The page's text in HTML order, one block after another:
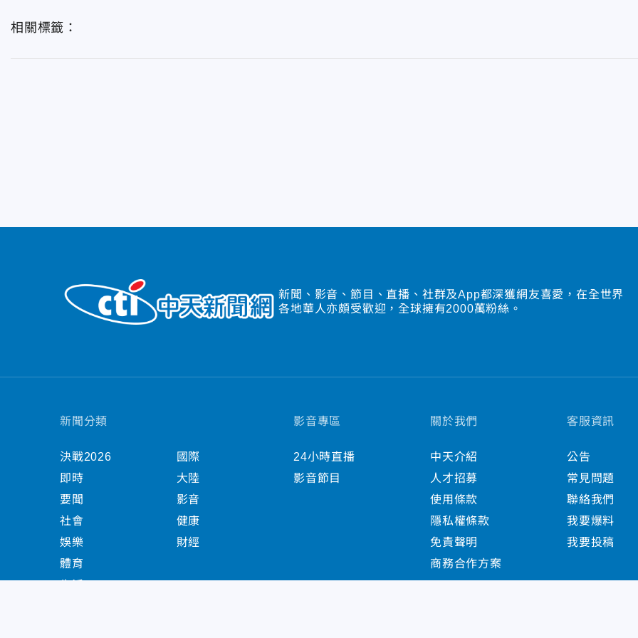
相關標籤：
新聞、影音、節目、直播、社群及App都深獲網友喜愛，在全世界
各地華人亦頗受歡迎，全球擁有2000萬粉絲。
新聞分類
決戰2026
即時
要聞
社會
娛樂
體育
國際
大陸
影音
健康
財經
影音專區
24小時直播
影音節目
關於我們
中天介紹
人才招募
使用條款
隱私權條款
免責聲明
商務合作方案
客服資訊
公告
常見問題
聯絡我們
我要爆料
我要投稿